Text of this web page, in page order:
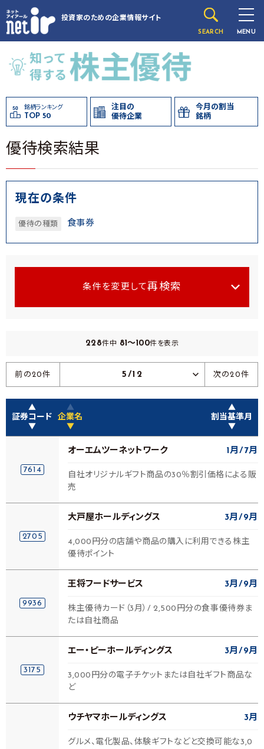
投資家のための企業情報サイト
SEARCH MENU
銘柄ランキング
TOP 50
注目の
優待企業
今月の割当
銘柄
優待検索結果
現在の条件
優待の種類 食事券
条件を変更して 再検索
228件中 81～100件を表示
前の20件 5/12 次の20件
▲
証券コード
▼
▲
企業名
▼
▲
割当基準月
▼
7614
オーエムツーネットワーク 1月 7月
自社オリジナルギフト商品の30％割引価格による販
売
2705
大戸屋ホールディングス 3月 9月
4,000円分の店舗や商品の購入に利用できる株主
優待ポイント
9936
王将フードサービス 3月 9月
株主優待カード（3月）/ 2,500円分の食事優待券ま
たは自社商品
3175
エー・ピーホールディングス 3月 9月
3,000円分の電子チケットまたは自社ギフト商品な
ど
ウチヤマホールディングス 3月
グルメ、電化製品、体験ギフトなどと交換可能な3,0